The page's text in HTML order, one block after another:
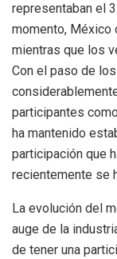
representaban el
momento, México
mientras que los
Con el paso de
participantes
ha mantenido
participación que
recientemente se
La evolución del
auge de la
de tener una